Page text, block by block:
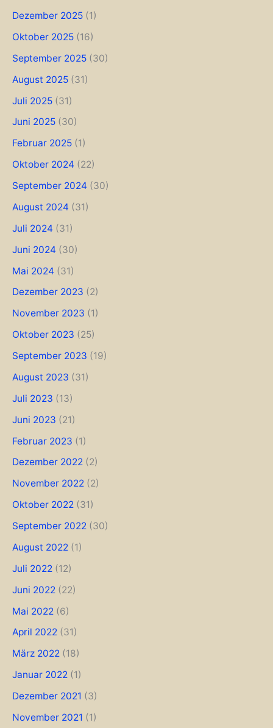
Dezember 2025 (1)
Oktober 2025 (16)
September 2025 (30)
August 2025 (31)
Juli 2025 (31)
Juni 2025 (30)
Februar 2025 (1)
Oktober 2024 (22)
September 2024 (30)
August 2024 (31)
Juli 2024 (31)
Juni 2024 (30)
Mai 2024 (31)
Dezember 2023 (2)
November 2023 (1)
Oktober 2023 (25)
September 2023 (19)
August 2023 (31)
Juli 2023 (13)
Juni 2023 (21)
Februar 2023 (1)
Dezember 2022 (2)
November 2022 (2)
Oktober 2022 (31)
September 2022 (30)
August 2022 (1)
Juli 2022 (12)
Juni 2022 (22)
Mai 2022 (6)
April 2022 (31)
März 2022 (18)
Januar 2022 (1)
Dezember 2021 (3)
November 2021 (1)